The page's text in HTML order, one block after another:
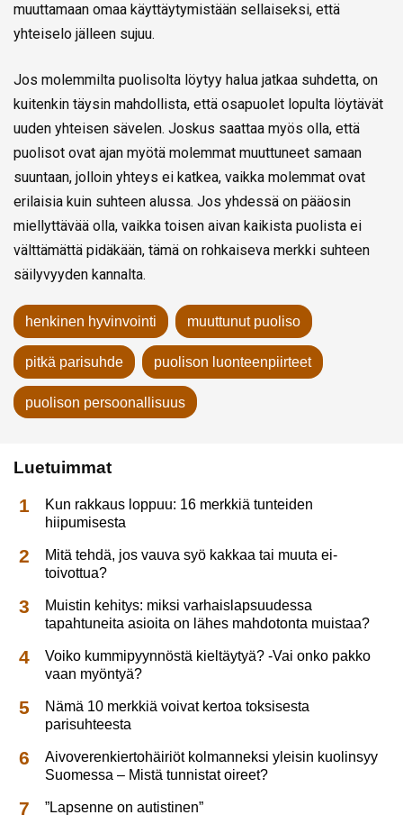
muuttamaan omaa käyttäytymistään sellaiseksi, että
yhteiselo jälleen sujuu.
Jos molemmilta puolisolta löytyy halua jatkaa suhdetta, on
kuitenkin täysin mahdollista, että osapuolet lopulta löytävät
uuden yhteisen sävelen. Joskus saattaa myös olla, että
puolisot ovat ajan myötä molemmat muuttuneet samaan
suuntaan, jolloin yhteys ei katkea, vaikka molemmat ovat
erilaisia kuin suhteen alussa. Jos yhdessä on pääosin
miellyttävää olla, vaikka toisen aivan kaikista puolista ei
välttämättä pidäkään, tämä on rohkaiseva merkki suhteen
säilyvyyden kannalta.
henkinen hyvinvointi muuttunut puoliso
pitkä parisuhde puolison luonteenpiirteet
puolison persoonallisuus
Luetuimmat
Kun rakkaus loppuu: 16 merkkiä tunteiden
hiipumisesta
Mitä tehdä, jos vauva syö kakkaa tai muuta ei-
toivottua?
Muistin kehitys: miksi varhaislapsuudessa
tapahtuneita asioita on lähes mahdotonta muistaa?
Voiko kummipyynnöstä kieltäytyä? -Vai onko pakko
vaan myöntyä?
Nämä 10 merkkiä voivat kertoa toksisesta
parisuhteesta
Aivoverenkiertohäiriöt kolmanneksi yleisin kuolinsyy
Suomessa – Mistä tunnistat oireet?
”Lapsenne on autistinen”